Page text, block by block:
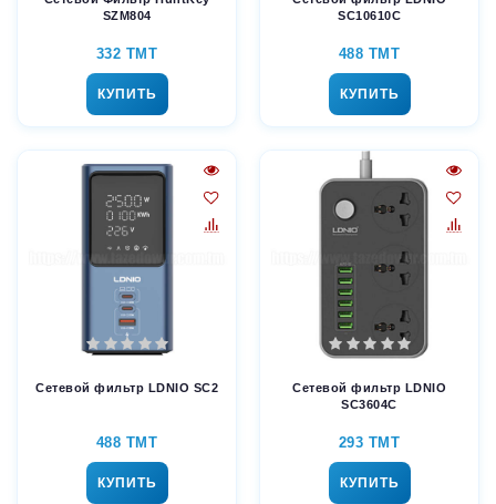
SZM804
332 TMT
КУПИТЬ
SC10610C
488 TMT
КУПИТЬ
Сетевой фильтр LDNIO SC2
488 TMT
КУПИТЬ
Сетевой фильтр LDNIO
SC3604C
293 TMT
КУПИТЬ